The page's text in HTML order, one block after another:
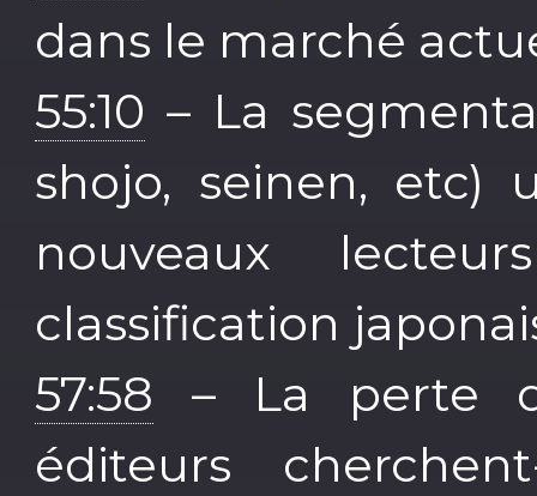
dans le marché
55:10 – La
shojo, seinen, etc)
nouveaux
classification
57:58 – La perte
éditeurs